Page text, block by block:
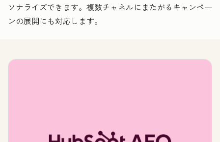
ソナライズできます。複数チャネルにまたがるキャンペー
ンの展開にも対応します。